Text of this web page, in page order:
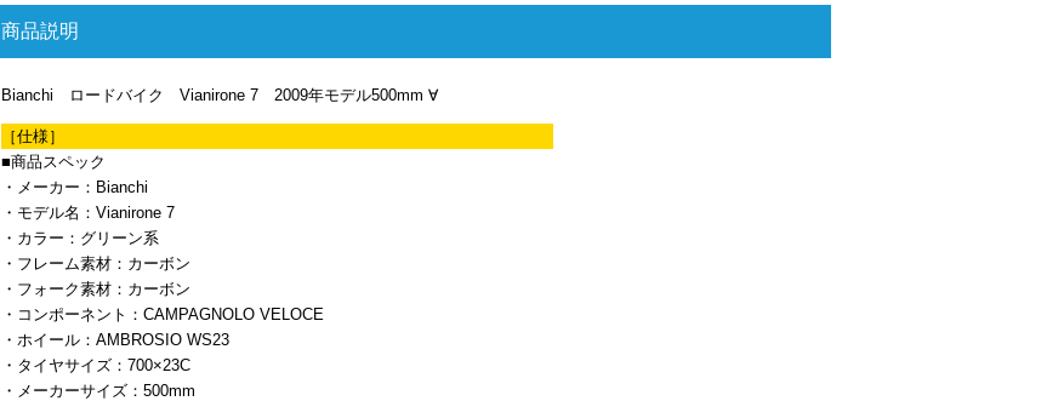
商品説明
Bianchi ロードバイク Vianirone 7 2009年モデル500mm ∀
［仕様］
■商品スペック
・メーカー：Bianchi
・モデル名：Vianirone 7
・カラー：グリーン系
・フレーム素材：カーボン
・フォーク素材：カーボン
・コンポーネント：CAMPAGNOLO VELOCE
・ホイール：AMBROSIO WS23
・タイヤサイズ：700×23C
・メーカーサイズ：500mm